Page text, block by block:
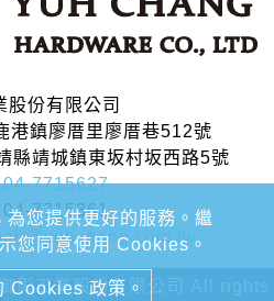
您提供更好的服務。繼
您同意使用 Cookies。
Cookies 政策。
股份有限公司
港鎮廖厝里廖厝巷512號
縣靖城鎮東坂村坂西路5號
04-7715627
04-7715361
彰工業股份有限公司 All rights